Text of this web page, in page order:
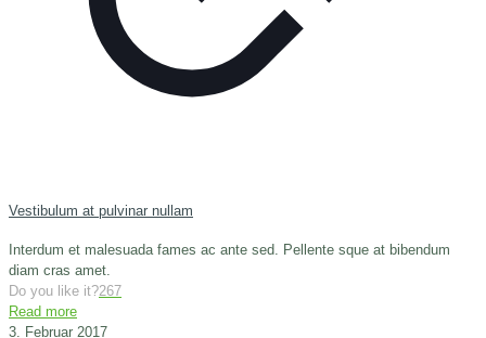
Vestibulum at pulvinar nullam
Interdum et malesuada fames ac ante sed. Pellente sque at bibendum
diam cras amet.
Do you like it?267
Read more
3. Februar 2017